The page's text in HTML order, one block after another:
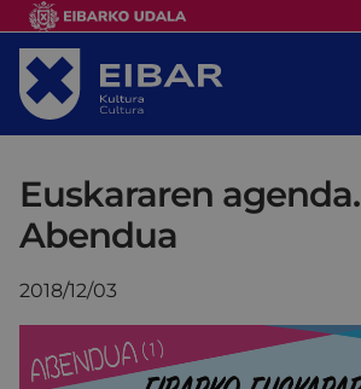
Euskararen agenda.
Abendua
2018/12/03